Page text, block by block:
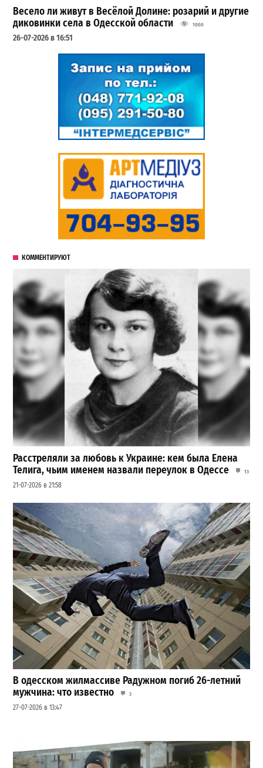
Весело ли живут в Весёлой Долине: розарий и другие
диковинки села в Одесской области
1000
26-07-2026 в 16:51
КОММЕНТИРУЮТ
Расстреляли за любовь к Украине: кем была Елена
Телига, чьим именем назвали переулок в Одессе
13
21-07-2026 в 21:58
В одесском жилмассиве Радужном погиб 26-летний
мужчина: что известно
3
27-07-2026 в 13:47
Шезлонги, бунгало и VIP-зоны: сколько придется
заплатить за отдых в Аркадии